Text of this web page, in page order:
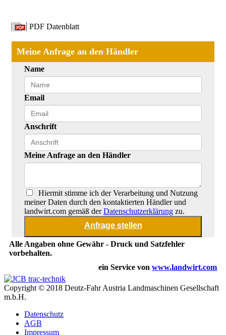
PDF Datenblatt
Meine Anfrage an den Händler
Name
Email
Anschrift
Meine Anfrage an den Händler
Hiermit stimme ich der Verarbeitung und Nutzung
meiner Daten durch den kontaktierten Händler und
landwirt.com gemäß derDatenschutzerklärung zu.
Alle Angaben ohne Gewähr - Druck und Satzfehler
vorbehalten.
ein Service von www.landwirt.com
Copyright © 2018 Deutz-Fahr Austria Landmaschinen Gesellschaft
m.b.H.
Datenschutz
AGB
Impressum